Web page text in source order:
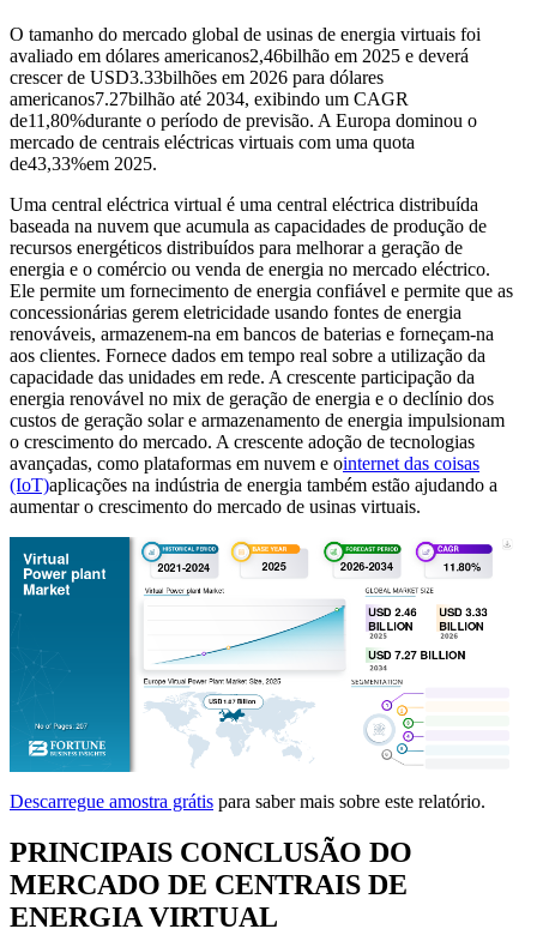
O tamanho do mercado global de usinas de energia virtuais foi
avaliado em dólares americanos2,46bilhão em 2025 e deverá
crescer de USD3.33bilhões em 2026 para dólares
americanos7.27bilhão até 2034, exibindo um CAGR
de11,80%durante o período de previsão. A Europa dominou o
mercado de centrais eléctricas virtuais com uma quota
de43,33%em 2025.
Uma central eléctrica virtual é uma central eléctrica distribuída
baseada na nuvem que acumula as capacidades de produção de
recursos energéticos distribuídos para melhorar a geração de
energia e o comércio ou venda de energia no mercado eléctrico.
Ele permite um fornecimento de energia confiável e permite que as
concessionárias gerem eletricidade usando fontes de energia
renováveis, armazenem-na em bancos de baterias e forneçam-na
aos clientes. Fornece dados em tempo real sobre a utilização da
capacidade das unidades em rede. A crescente participação da
energia renovável no mix de geração de energia e o declínio dos
custos de geração solar e armazenamento de energia impulsionam
o crescimento do mercado. A crescente adoção de tecnologias
avançadas, como plataformas em nuvem e ointernet das coisas
(IoT)aplicações na indústria de energia também estão ajudando a
aumentar o crescimento do mercado de usinas virtuais.
Descarregue amostra grátis para saber mais sobre este relatório.
PRINCIPAIS CONCLUSÃO DO
MERCADO DE CENTRAIS DE
ENERGIA VIRTUAL